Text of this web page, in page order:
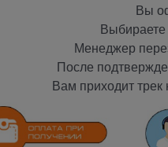
Вы
Менеджер
После
Вам приходит